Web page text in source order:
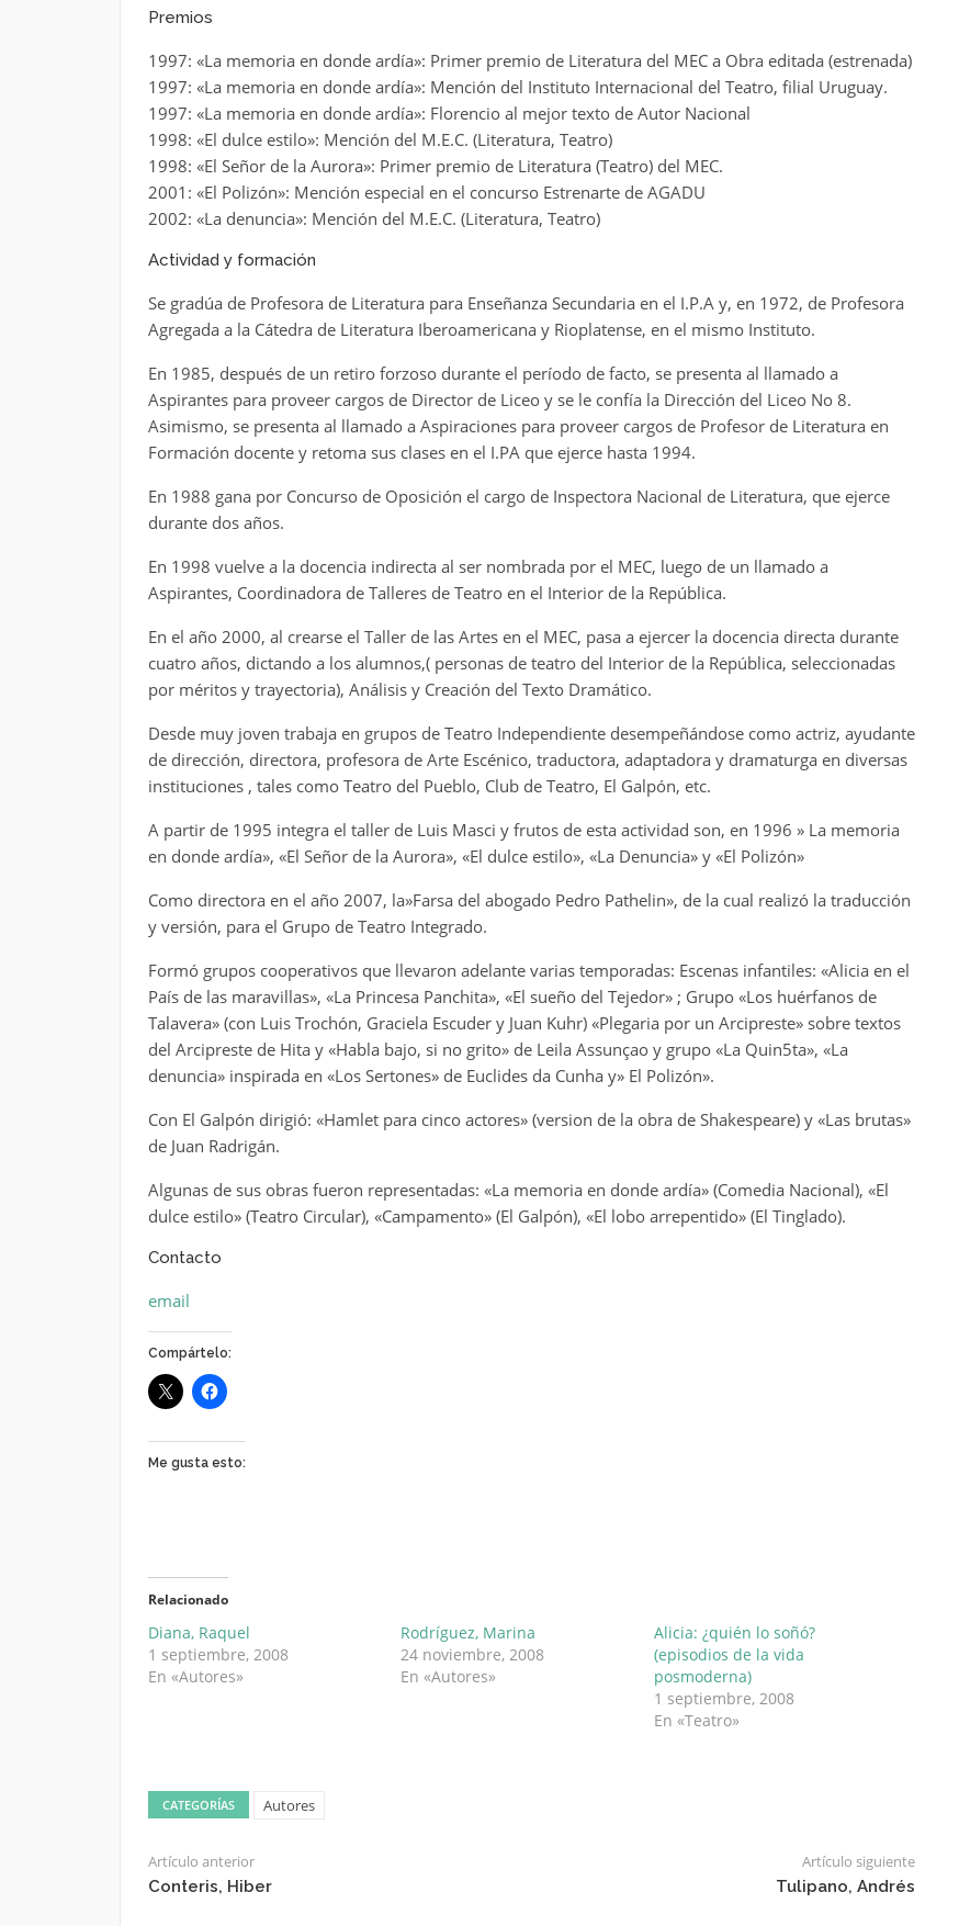
Premios
1997: «La memoria en donde ardía»: Primer premio de Literatura del MEC a Obra editada (estrenada)
1997: «La memoria en donde ardía»: Mención del Instituto Internacional del Teatro, filial Uruguay.
1997: «La memoria en donde ardía»: Florencio al mejor texto de Autor Nacional
1998: «El dulce estilo»: Mención del M.E.C. (Literatura, Teatro)
1998: «El Señor de la Aurora»: Primer premio de Literatura (Teatro) del MEC.
2001: «El Polizón»: Mención especial en el concurso Estrenarte de AGADU
2002: «La denuncia»: Mención del M.E.C. (Literatura, Teatro)
Actividad y formación
Se gradúa de Profesora de Literatura para Enseñanza Secundaria en el I.P.A y, en 1972, de Profesora
Agregada a la Cátedra de Literatura Iberoamericana y Rioplatense, en el mismo Instituto.
En 1985, después de un retiro forzoso durante el período de facto, se presenta al llamado a
Aspirantes para proveer cargos de Director de Liceo y se le confía la Dirección del Liceo No 8.
Asimismo, se presenta al llamado a Aspiraciones para proveer cargos de Profesor de Literatura en
Formación docente y retoma sus clases en el I.PA que ejerce hasta 1994.
En 1988 gana por Concurso de Oposición el cargo de Inspectora Nacional de Literatura, que ejerce
durante dos años.
En 1998 vuelve a la docencia indirecta al ser nombrada por el MEC, luego de un llamado a
Aspirantes, Coordinadora de Talleres de Teatro en el Interior de la República.
En el año 2000, al crearse el Taller de las Artes en el MEC, pasa a ejercer la docencia directa durante
cuatro años, dictando a los alumnos,( personas de teatro del Interior de la República, seleccionadas
por méritos y trayectoria), Análisis y Creación del Texto Dramático.
Desde muy joven trabaja en grupos de Teatro Independiente desempeñándose como actriz, ayudante
de dirección, directora, profesora de Arte Escénico, traductora, adaptadora y dramaturga en diversas
instituciones , tales como Teatro del Pueblo, Club de Teatro, El Galpón, etc.
A partir de 1995 integra el taller de Luis Masci y frutos de esta actividad son, en 1996 » La memoria
en donde ardía», «El Señor de la Aurora», «El dulce estilo», «La Denuncia» y «El Polizón»
Como directora en el año 2007, la»Farsa del abogado Pedro Pathelin», de la cual realizó la traducción
y versión, para el Grupo de Teatro Integrado.
Formó grupos cooperativos que llevaron adelante varias temporadas: Escenas infantiles: «Alicia en el
País de las maravillas», «La Princesa Panchita», «El sueño del Tejedor» ; Grupo «Los huérfanos de
Talavera» (con Luis Trochón, Graciela Escuder y Juan Kuhr) «Plegaria por un Arcipreste» sobre textos
del Arcipreste de Hita y «Habla bajo, si no grito» de Leila Assunçao y grupo «La Quin5ta», «La
denuncia» inspirada en «Los Sertones» de Euclides da Cunha y» El Polizón».
Con El Galpón dirigió: «Hamlet para cinco actores» (version de la obra de Shakespeare) y «Las brutas»
de Juan Radrigán.
Algunas de sus obras fueron representadas: «La memoria en donde ardía» (Comedia Nacional), «El
dulce estilo» (Teatro Circular), «Campamento» (El Galpón), «El lobo arrepentido» (El Tinglado).
Contacto
email
Compártelo:
Me gusta esto:
Relacionado
Diana, Raquel
1 septiembre, 2008
En «Autores»
Rodríguez, Marina
24 noviembre, 2008
En «Autores»
Alicia: ¿quién lo soñó?
(episodios de la vida
posmoderna)
1 septiembre, 2008
En «Teatro»
CATEGORÍAS Autores
Artículo anterior
Conteris, Hiber
Artículo siguiente
Tulipano, Andrés